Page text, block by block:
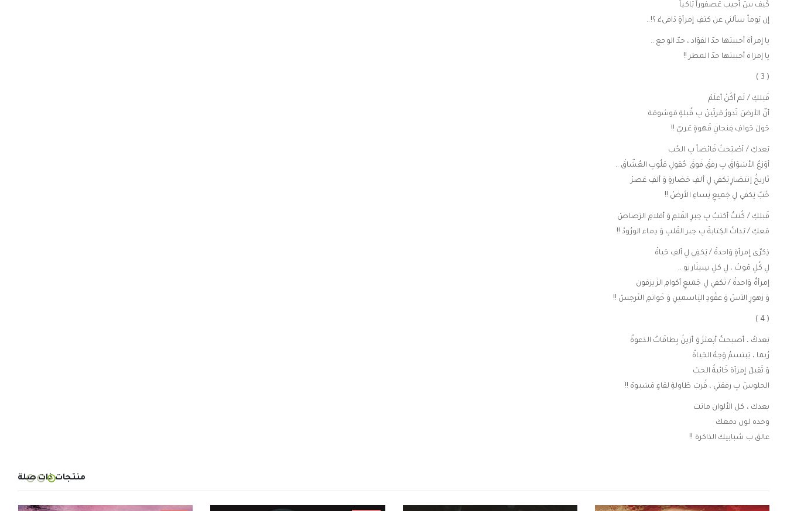
كَيف سَ أجيب عَصفوراً بَاكياً
إن يَوماً سألني عن كتفِ إمرأةٍ دَافىءْ ؟!..
يا إمرأة أحببتها حدّ الفؤاد ، حدّ الوجع ..
يا إمراة أحببتها حدّ المطر !!
( 3 )
قَبلكِ / لَم أكُنْ أعلَمْ
أنّ الأرضَ تَدورُ مَرتَينْ بِ قُبلةٍ مَوشومَة
حَولَ حَوافِ فِنجانِ قَهوةٍ عَربيّ !!
بَعدكِ / أصْبَحتُ فَائضاً بِ الحُب
أوَزعُ الأشوَاقَ بِ رفقْ فَوقَ حُقولِ قلُوبِ العُشّاقْ ..
تَاريخُ إنتصَارٍ يَكفي لِ ألفِ حَضارةٍ وَ ألفِ عَصرْ
حُبٌ يَكفي لِ جَميعِ نِساءِ الأرضْ !!
قَبلكِ / كُنتُ أكتبُ بِ حِبرِ القَلمِ وَ أقلامِ الرَصاصْ
مَعكِ / بَداتُ الكِتابةَ بِ حِبر القَلبِ وَ دِماء الورُودْ !!
ذِكرّى إمرأةٍ وَاحدةْ / يَكفِي لِ ألفِ حَياةْ
لِ كُلِ مَوتْ ، لِ كلِ سِينَاريو ..
إمرأةٌ وَاحدةْ / تَكفي لِ جَميعِ أكوامِ الزَيزفون
وَ زهورِ الآسْ وَ عقُودِ اليَاسمينِ وَ خَواتمِ النَرجسْ !!
( 4 )
بَعدكْ ، أصبحتُ أبعثرُ وَ أزينُ بِطاقَاتْ الدَعوةْ
رُبما ، يَبتسمُ وَجهُ الحَياةْ
وَ تَقبلْ إمرأة خَائبةُ الحبْ
الجلوسَ بِ رفقتي ، قُربَ طَاولةِ لقاءٍ مَشبوهْ !!
بعدك ، كل الألوان ماتت
وحده لون دمعك
عالق ب شبابيك الذاكرة !!
منتجات ذات صلة